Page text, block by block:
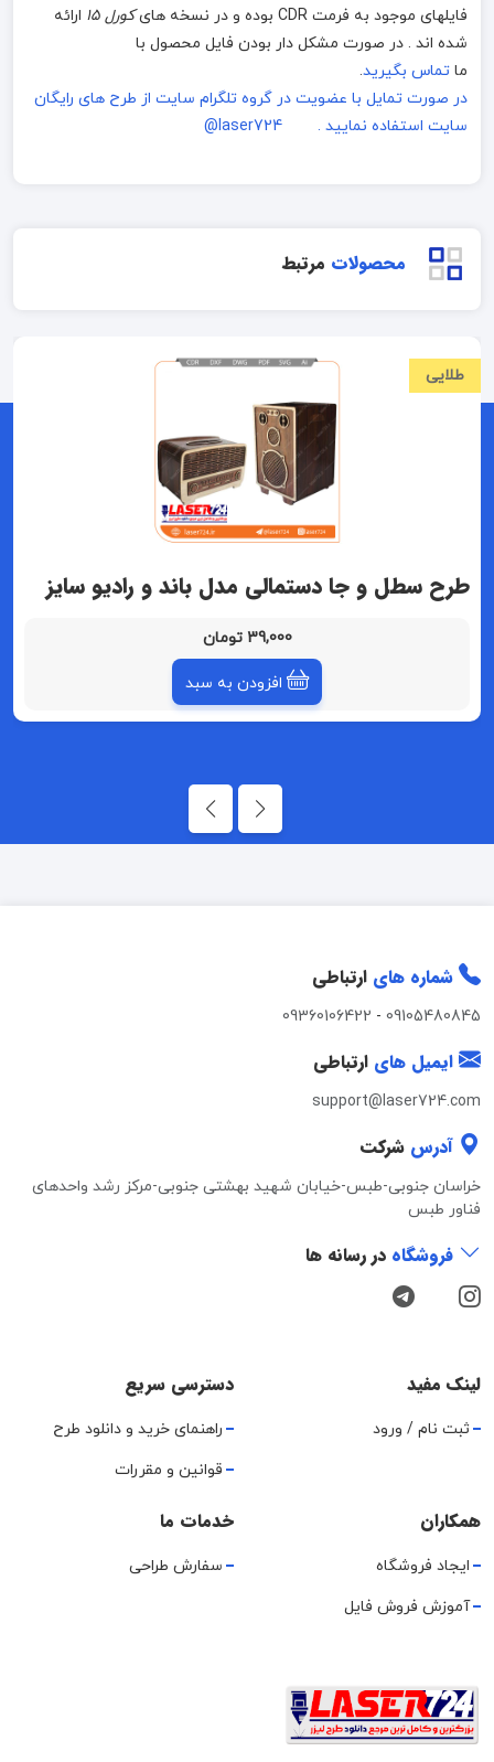
فایلهای موجود به فرمت CDR بوده و در نسخه های
کورل 15
ارائه
شده اند . در صورت مشکل دار بودن فایل محصول با
ما تماس بگیرید.
در صورت تمایل با عضویت در گروه تلگرام سایت از طرح های رایگان
سایت استفاده نمایید . laser724@
محصولات مرتبط
طلایی
طرح سطل و جا دستمالی مدل باند و رادیو سایز
39,000 تومان
افزودن به سبد
شماره های ارتباطی
09105480845
-
09360106422
ایمیل های ارتباطی
support@laser724.com
آدرس شرکت
خراسان جنوبی-طبس-خیابان شهید بهشتی جنوبی-مرکز رشد واحدهای
فناور طبس
فروشگاه در رسانه ها
لینک مفید
ثبت نام / ورود
دسترسی سریع
راهنمای خرید و دانلود طرح
قوانین و مقررات
همکاران
ایجاد فروشگاه
آموزش فروش فایل
خدمات ما
سفارش طراحی